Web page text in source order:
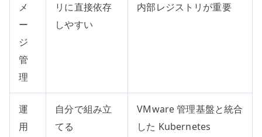
メ
ー
ジ
管
理
リに直接依存
しやすい
内部レジストリが重要
運
用
自分で組み立
てる
VMware 管理基盤と統合
した Kubernetes